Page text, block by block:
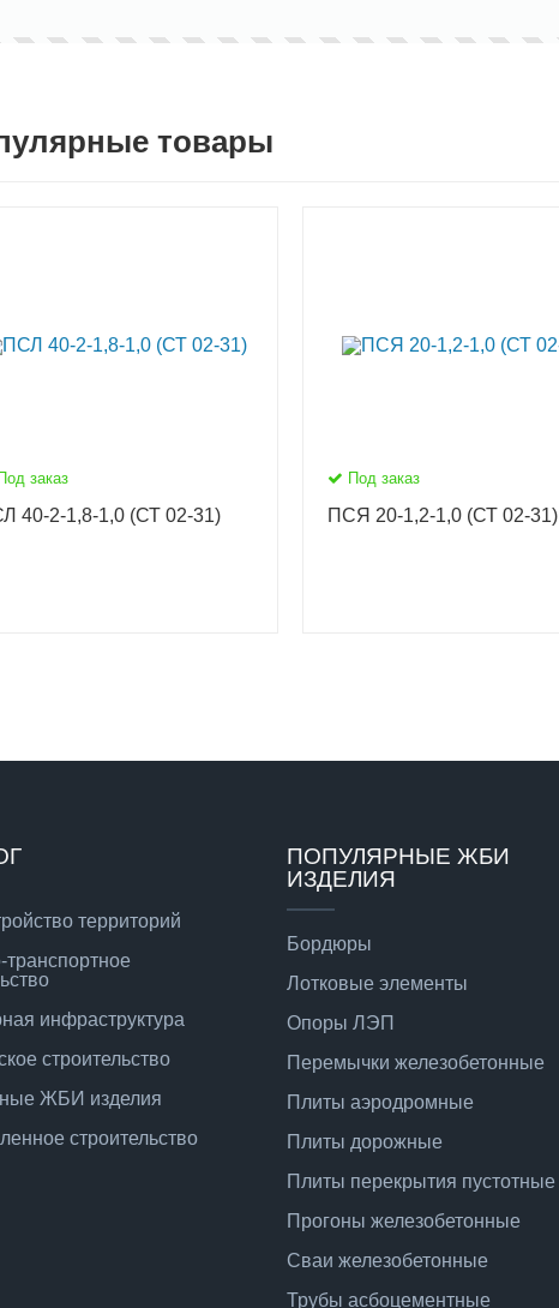
товары
заказ
40-2-1,8-1,0 (СТ 02-31)
Под заказ
ПСЯ 20-1,2-1,0 (СТ 02-31)
территорий
инфраструктура
строительство
ЖБИ изделия
строительство
ПОПУЛЯРНЫЕ ЖБИ
ИЗДЕЛИЯ
Бордюры
Лотковые элементы
Опоры ЛЭП
Перемычки железобетонные
Плиты аэродромные
Плиты дорожные
Плиты перекрытия пустотные
Прогоны железобетонные
Сваи железобетонные
Трубы асбоцементные